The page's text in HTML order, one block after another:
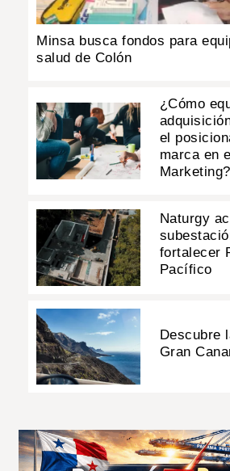
Minsa busca fondos para
salud de Colón
¿Cómo
el
marca en
Marketing?
Naturgy
fortalecer
Pacífico
Descubre
Gran